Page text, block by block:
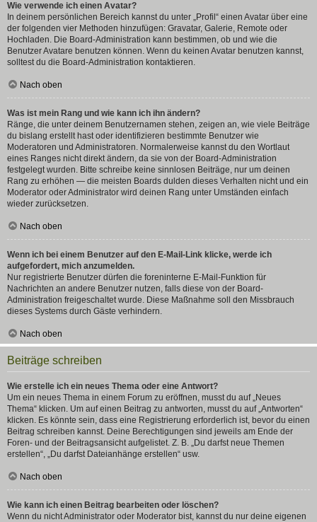
Wie verwende ich einen Avatar?
In deinem persönlichen Bereich kannst du unter „Profil“ einen Avatar über eine
der folgenden vier Methoden hinzufügen: Gravatar, Galerie, Remote oder
Hochladen. Die Board-Administration kann bestimmen, ob und wie die
Benutzer Avatare benutzen können. Wenn du keinen Avatar benutzen kannst,
solltest du die Board-Administration kontaktieren.
Nach oben
Was ist mein Rang und wie kann ich ihn ändern?
Ränge, die unter deinem Benutzernamen stehen, zeigen an, wie viele Beiträge
du bislang erstellt hast oder identifizieren bestimmte Benutzer wie
Moderatoren und Administratoren. Normalerweise kannst du den Wortlaut
eines Ranges nicht direkt ändern, da sie von der Board-Administration
festgelegt wurden. Bitte schreibe keine sinnlosen Beiträge, nur um deinen
Rang zu erhöhen — die meisten Boards dulden dieses Verhalten nicht und ein
Moderator oder Administrator wird deinen Rang unter Umständen einfach
wieder zurücksetzen.
Nach oben
Wenn ich bei einem Benutzer auf den E-Mail-Link klicke, werde ich
aufgefordert, mich anzumelden.
Nur registrierte Benutzer dürfen die foreninterne E-Mail-Funktion für
Nachrichten an andere Benutzer nutzen, falls diese von der Board-
Administration freigeschaltet wurde. Diese Maßnahme soll den Missbrauch
dieses Systems durch Gäste verhindern.
Nach oben
Beiträge schreiben
Wie erstelle ich ein neues Thema oder eine Antwort?
Um ein neues Thema in einem Forum zu eröffnen, musst du auf „Neues
Thema“ klicken. Um auf einen Beitrag zu antworten, musst du auf „Antworten“
klicken. Es könnte sein, dass eine Registrierung erforderlich ist, bevor du einen
Beitrag schreiben kannst. Deine Berechtigungen sind jeweils am Ende der
Foren- und der Beitragsansicht aufgelistet. Z. B. „Du darfst neue Themen
erstellen“, „Du darfst Dateianhänge erstellen“ usw.
Nach oben
Wie kann ich einen Beitrag bearbeiten oder löschen?
Wenn du nicht Administrator oder Moderator bist, kannst du nur deine eigenen